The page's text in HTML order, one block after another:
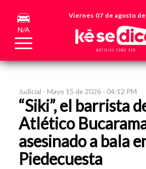
N/A
Viernes 07 de agosto
Judicial -Mayo 15 de 2026 - 04:12 PM
“Siki”, el barrista
Atlético
asesinado a bala
Piedecuesta